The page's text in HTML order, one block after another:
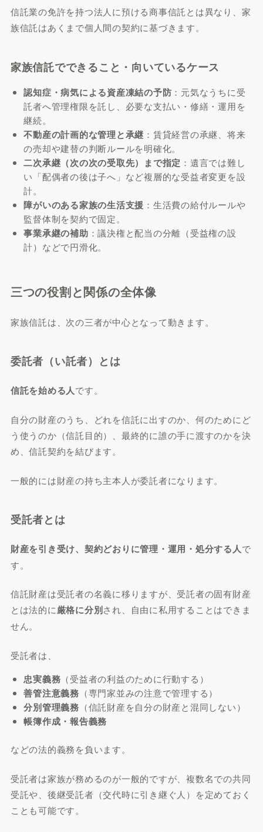
信託業の免許を持つ法人に預ける商事信託とは異なり、家
族信託はあくまで個人間の契約に基づきます。
家族信託でできること・向いているケース
認知症・病気による資産凍結の予防 ：元気なうちに受
託者へ管理権限を託し、必要な支払い・修繕・運用を
継続。
不動産の計画的な管理と承継 ：賃貸経営の承継、将来
の売却や建替の判断ルールを明確化。
二次承継（次の次の受取先）まで指定 ：遺言では難し
い「配偶者の後は子へ」など複層的な受益者変更を設
計。
障がいのある家族の生活支援 ：生活費の給付ルールや
監督体制を契約で固定。
事業承継の補助 ：議決権と配当の分離（受益権の設
計）などで円滑化。
三つの役割と関係の全体像
家族信託は、次の三者が中心となって動きます。
委託者（い託者）とは
信託を始める人です。
自分の財産のうち、どれを信託に出すのか、何のためにど
う使うのか（信託目的）、最終的に誰の手に渡すのかを決
め、信託契約を結びます。
一般的には財産の持ち主本人が委託者になります。
受託者とは
財産を引き受け、契約どおりに管理・運用・処分する人で
す。
信託財産は受託者の名義に移りますが、受託者の固有財産
とは法的に厳格に分別され、自由に私用することはできま
せん。
受託者は、
忠実義務 （受益者の利益のために行動する）
善管注意義務 （専門家並みの注意で管理する）
分別管理義務 （信託財産を自分の財産と混同しない）
帳簿作成・報告義務
などの法的義務を負います。
受託者は家族が務めるのが一般的ですが、複数名での共同
受託や、後継受託者（交代時に引き継ぐ人）を定めておく
ことも可能です。